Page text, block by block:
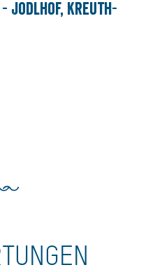
- Jodlhof, Kreuth-